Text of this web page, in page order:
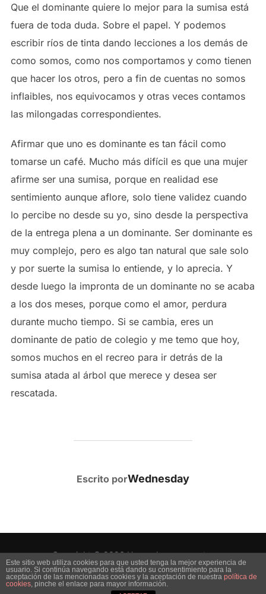
Que el dominante quiere lo mejor para la sumisa está
fuera de toda duda. Sobre el papel. Y podemos
escribir ríos de tinta dando lecciones a los demás de
como somos, como nos comportamos y como tienen
que hacer los otros, pero a fin de cuentas no somos
inflaibles, nos equivocamos y otras veces contamos
las milongadas correspondientes.
Afirmar que uno es dominante es tan fácil como
tomarse un café. Mucho más difícil es que una mujer
afirme ser una sumisa, porque en realidad ese
sentimiento aunque aflore, solo tiene validez cuando
lo percibe no desde su yo, sino desde la perspectiva
de la entrega plena a un dominante. Ser dominante es
muy complejo, pero es algo tan natural que sale solo
y por suerte la sumisa lo entiende, y lo aprecia. Y
desde luego la impronta de un dominante no se acaba
a los dos meses, porque como el amor, perdura
durante mucho tiempo. Si se cambia, eres un
dominante de patio de colegio y me temo que hoy,
somos muchos en el recreo para ir detrás de la
sumisa atada al árbol que merece y desea ser
rescatada.
AUTOR DE LA PUBLICACIÓN
Escrito porWednesday
Copyright © 2026 Uno es lo que muestra
Inspiro ThemeporWPZOOM
Este sitio web utiliza cookies para que usted tenga la mejor experiencia de
usuario. Si continúa navegando está dando su consentimiento para la
aceptación de las mencionadas cookies y la aceptación de nuestra política de
cookies, pinche el enlace para mayor información.